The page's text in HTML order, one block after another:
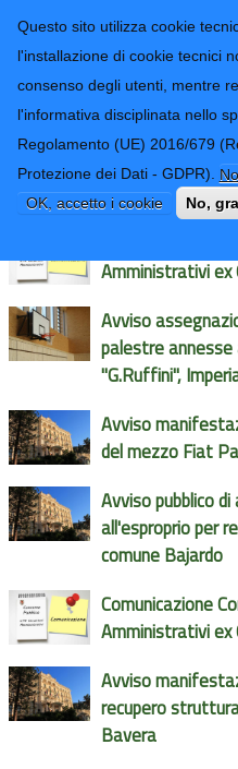
Questo sito utilizza cookie
l'installazione di cookie tecnici
consenso degli utenti, mentre
l'informativa disciplinata nello
Regolamento (UE) 2016/679
Protezione dei Dati - GDPR).
OK, accetto i cookie
No,
Provincia di
Imperia
Form di ricerca
Amministrativi ex
Avviso
palestre annesse
"G.Ruffini",
Avviso
del mezzo Fiat
Avviso pubblico
all'esproprio per
comune Bajardo
Comunicazione
Amministrativi ex
Avviso
recupero
Bavera